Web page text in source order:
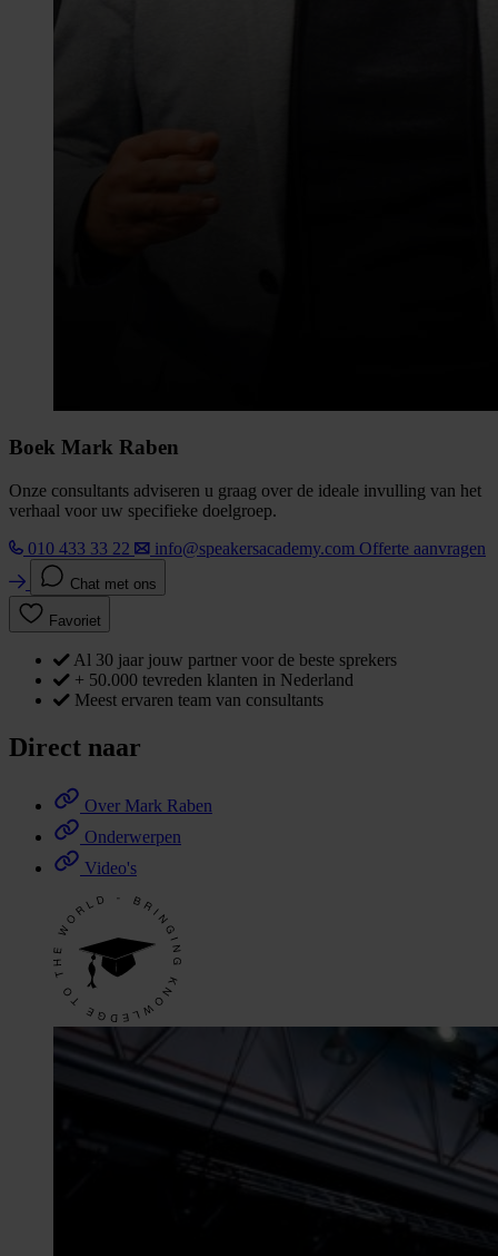
Boek Mark Raben
Onze consultants adviseren u graag over de ideale invulling van het
verhaal voor uw specifieke doelgroep.
010 433 33 22
info@speakersacademy.com Offerte aanvragen
Chat met ons
Favoriet
Al 30 jaar jouw partner voor de beste sprekers
+ 50.000 tevreden klanten in Nederland
Meest ervaren team van consultants
Direct naar
Over Mark Raben
Onderwerpen
Video's